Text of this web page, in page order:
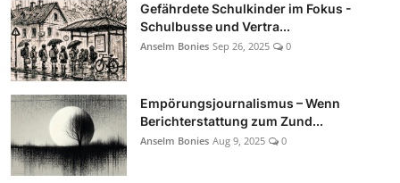
Gefährdete Schulkinder im Fokus -
Schulbusse und Vertra...
Anselm Bonies Sep 26, 2025 0
Empörungsjournalismus – Wenn
Berichterstattung zum Zund...
Anselm Bonies Aug 9, 2025 0